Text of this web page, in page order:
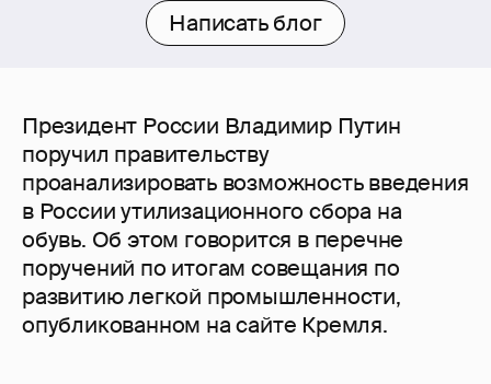
Написать блог
Президент России Владимир Путин
поручил правительству
проанализировать возможность введения
в России утилизационного сбора на
обувь. Об этом говорится в перечне
поручений по итогам совещания по
развитию легкой промышленности,
опубликованном на сайте Кремля.